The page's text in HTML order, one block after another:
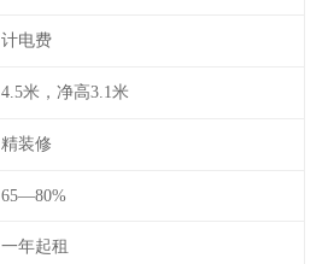
计电费
4.5米，净高3.1米
精装修
65—80%
一年起租